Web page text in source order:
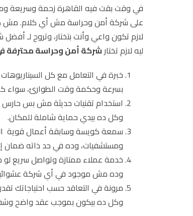
في وقت بقت فيه القاهرة زحمة وسريعة
على شركة أمن وحراسة مش أي كلام. مش كل
لازم تكون واعي وأنت بتختار، وتروح لـ
ليه لازم تختارشركة أمن وحراسة محترفة
خبرة في التعامل مع كل
بسرعة وحكمة وقت الطوارئ، سواء
استخدام تقنيات حديثة مش بس حارس
وكل ده بيدي حماية شاملة للمكان.
سمعة كويسة وسابقة أعمال قوية
ومستشفيات، وده في حد ذاته ضمان
خدمة عملاء ممتازة وتواصل سريع لو
وده مش موجود في أي شركة
مرونة في التعاقد حسب احتياجاتك
وكل ده بيكون بموجب عقد واضح